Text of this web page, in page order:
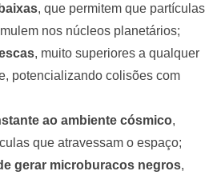
, que permitem que partículas
nos núcleos planetários;
, muito superiores a qualquer
potencializando colisões com
ao ambiente cósmico,
que atravessam o espaço;
gerar microburacos negros,